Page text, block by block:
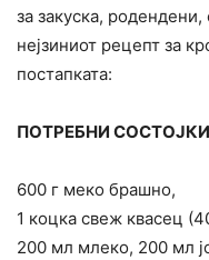
за закуска,
нејзиниот рецепт за
постапката:
ПОТРЕБНИ
600 г меко брашно,
1 коцка свеж квасец
200 мл млеко, 200 мл